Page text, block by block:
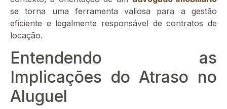
se torna uma ferramenta valiosa para a gestão
eficiente e legalmente responsável de contratos de
locação.
Entendendo as
Implicações do Atraso no
Aluguel